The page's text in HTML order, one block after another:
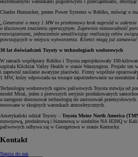
ekstremalnymi warunkami pogodowymi i przeciążeniami, emitując
Charles Hunsucker, prezes Power Systems w Rehlko, mówiąc o
„Generator o mocy 1 MW to przełomowy krok naprzód w
o kluczowym znaczeniu operacyjnym. Zapewnia niezawodność
rozwiązaniami, jednocześnie umożliwiając realizację celów
powstających w miejscu wytworzenia. Klienci mogą już
30 lat doświadczeń Toyoty w technologiach wodorowych
W ramach współpracy Rehlko i Toyota zaprojektowały 100-
szpitala Klickitat Valley Health w stanie Waszyngton. Projekt ten
i zapewnił zasilanie awaryjne placówki. Firmy wspólnie
1 MW, który odpowiada na rosnące zapotrzebowanie na niezależne
Technologię wodorowych ogniw paliwowych Toyota rozwija od
model Mirai, jeden z pierwszych seryjnie produkowanych
a następnie dostosował technologię do zastosowań
testowane w skrajnych warunkach atmosferycznych.
Amerykański odział Toyoty – Toyota Motor North America
rozwojową, produktową i biznesową w siedzibie NA H2HQ w
paliwowych odbywa się w Georgetown w stanie Kentucky.
Kontakt
Napisz do nas